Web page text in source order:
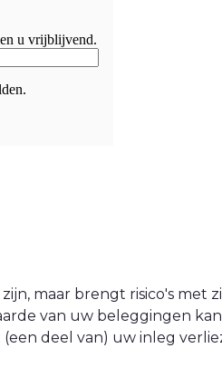
u vrijblijvend.
maar brengt risico's met
van uw beleggingen
deel van) uw inleg